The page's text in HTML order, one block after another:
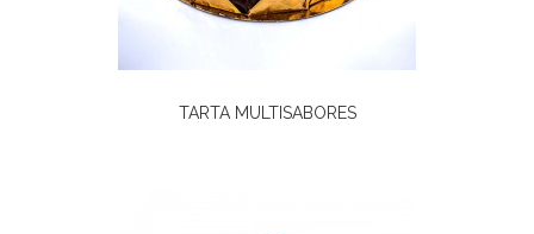
TARTA MULTISABORES